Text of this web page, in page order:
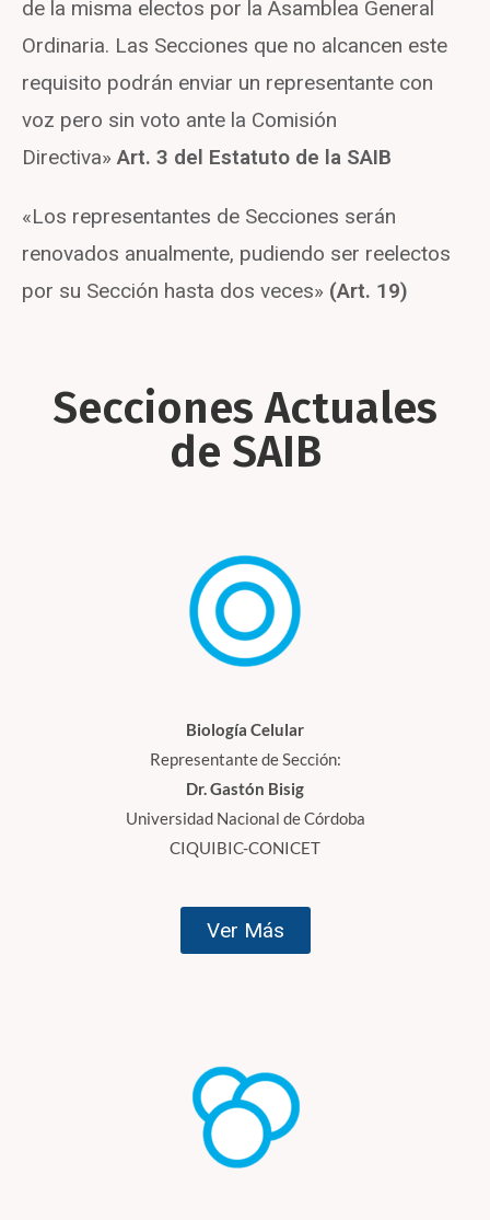
de la misma electos por la Asamblea General
Ordinaria. Las Secciones que no alcancen este
requisito podrán enviar un representante con
voz pero sin voto ante la Comisión
Directiva»Art. 3 del Estatuto de la SAIB
«Los representantes de Secciones serán
renovados anualmente, pudiendo ser reelectos
por su Sección hasta dos veces» (Art. 19)
Secciones Actuales
de SAIB
Biología Celular
Representante de Sección:
Dr. Gastón Bisig
Universidad Nacional de Córdoba
CIQUIBIC-CONICET
Ver Más